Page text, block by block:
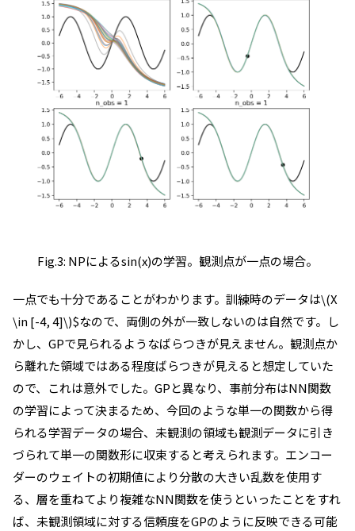
Fig.3: NPによるsin(x)の学習。観測点が一点の場合。
一点でも十分であることがわかります。訓練時のデータは\(X
\in [-4, 4]\)$なので、両側の外が一致しないのは自然です。し
かし、GPで見られるようなばらつきが見えません。観測点か
ら離れた領域ではある程度ばらつきが見えると想定していた
ので、これは意外でした。GPと異なり、事前分布はNN関数
の学習によって決まるため、今回のような単一の関数から得
られる学習データの場合、未観測の領域も観測データに引き
づられて単一の関数形に収束すると考えられます。エンコー
ダーのウェイトの初期値により分散の大きい乱数を使用す
る、層を重ねてより複雑なNN関数を使うといったことをすれ
ば、未観測領域に対する信頼度をGPのように反映できる可能